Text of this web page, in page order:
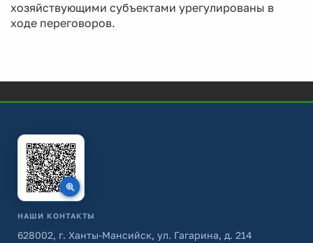
хозяйствующими субъектами урегулированы в
ходе переговоров.
НАШИ КОНТАКТЫ
628002, г. Ханты-Мансийск, ул. Гагарина, д. 214